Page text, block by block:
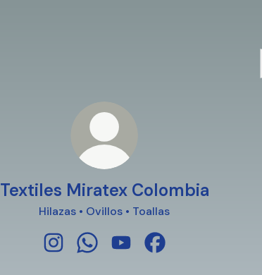
Textiles Miratex Colombia
Hilazas • Ovillos • Toallas